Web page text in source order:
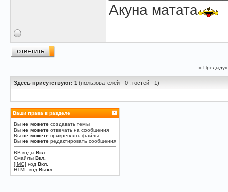
Акуна матата
«
Здесь присутствуют: 1 (пользователей - 0 , гостей - 1)
Ваши права в разделе
Вы не можете создавать темы
Вы не можете отвечать на сообщения
Вы не можете прикреплять файлы
Вы не можете редактировать сообщения
BB-коды Вкл.
Смайлы Вкл.
[IMG] код Вкл.
HTML код Выкл.